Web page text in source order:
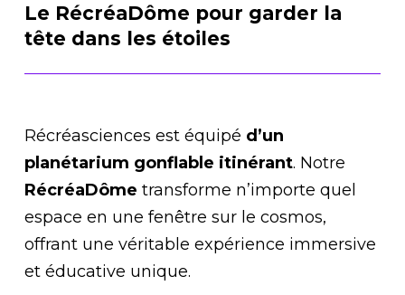
Le RécréaDôme pour garder la
tête dans les étoiles
Récréasciences est équipé d’un
planétarium gonflable itinérant. Notre
RécréaDôme transforme n’importe quel
espace en une fenêtre sur le cosmos,
offrant une véritable expérience immersive
et éducative unique.